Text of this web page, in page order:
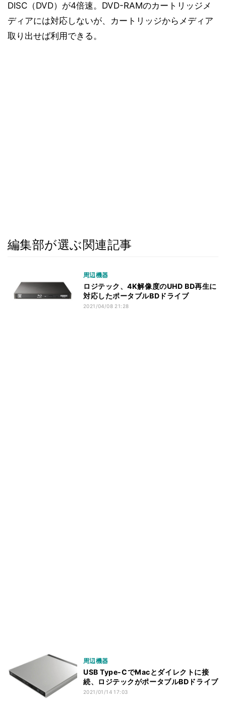
DISC（DVD）が4倍速。DVD-RAMのカートリッジメ
ディアには対応しないが、カートリッジからメディア
取り出せば利用できる。
編集部が選ぶ関連記事
周辺機器
ロジテック、4K解像度のUHD BD再生に
対応したポータブルBDドライブ
2021/04/08 21:28
周辺機器
USB Type-CでMacとダイレクトに接
続、ロジテックがポータブルBDドライブ
2021/01/14 17:03